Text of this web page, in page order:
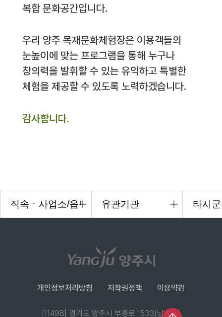
복합 문화공간입니다.
우리 양주 목재문화체험장은 이용객들의
눈높이에 맞는 프로그램을 통해 누구나
창의력을 발휘할 수 있는 유익하고 특별한
체험을 제공할 수 있도록 노력하겠습니다.
감사합니다.
개인정보처리방침 저작권정책 이용약관
[11498] 경기도 양주시 부흥로 1533(남방동)